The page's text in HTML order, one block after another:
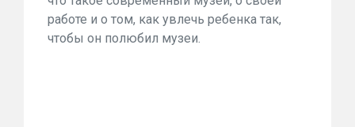
работе и о том, как увлечь ребенка так,
чтобы он полюбил музеи.